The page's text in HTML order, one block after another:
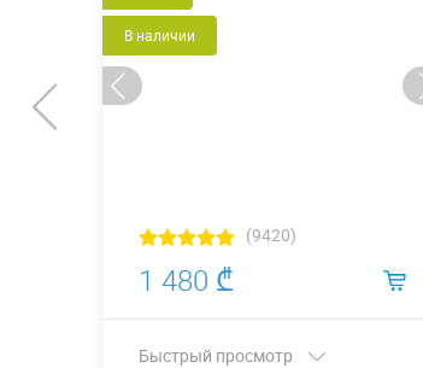
В наличии
(9420)
1 480 ₾
Быстрый просмотр